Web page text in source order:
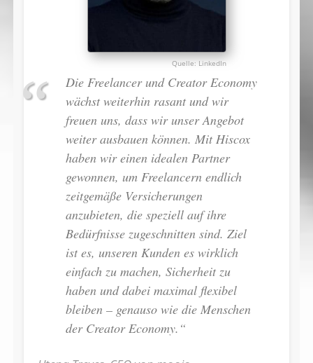
LinkedIn
Die Freelancer und Creator Economy
wächst weiterhin rasant und wir
freuen uns, dass wir unser Angebot
weiter ausbauen können. Mit Hiscox
haben wir einen idealen Partner
gewonnen, um Freelancern endlich
zeitgemäße Versicherungen
anzubieten, die speziell auf ihre
Bedürfnisse zugeschnitten sind. Ziel
ist es, unseren Kunden es wirklich
einfach zu machen, Sicherheit zu
haben und dabei maximal flexibel
bleiben – genauso wie die Menschen
der Creator Economy.“